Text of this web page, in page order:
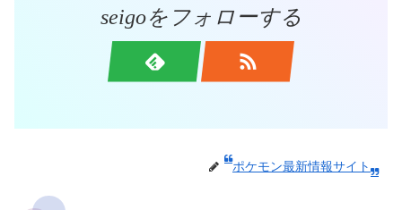
seigoをフォローする
ポケモン最新情報サイト